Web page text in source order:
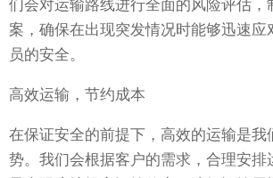
们会对运输路线进行全面的风险评估，
案，确保在出现突发情况时能够迅速应
员的安全。
高效运输，节约成本
在保证安全的前提下，高效的运输是我
势。我们会根据客户的需求，合理安排